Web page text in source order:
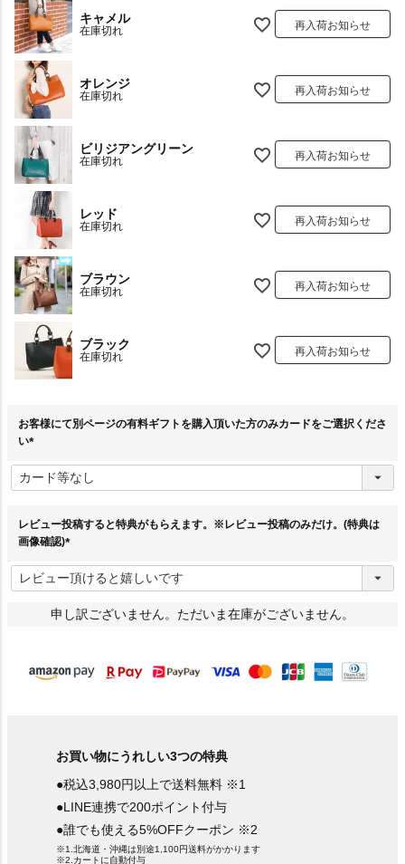
キャメル
在庫切れ 再入荷お知らせ
オレンジ
在庫切れ 再入荷お知らせ
ビリジアングリーン
在庫切れ 再入荷お知らせ
レッド
在庫切れ 再入荷お知らせ
ブラウン
在庫切れ 再入荷お知らせ
ブラック
在庫切れ 再入荷お知らせ
お客様にて別ページの有料ギフトを購入頂いた方のみカードをご選択くださ
い
必
須
レビュー投稿すると特典がもらえます。※レビュー投稿のみだけ。(特典は
画像確認)
必
須
)
申し訳ございません。ただいま在庫がございません。
お買い物にうれしい3つの特典
●税込3,980円以上で送料無料 ※1
●LINE連携で200ポイント付与
●誰でも使える5%OFFクーポン ※2
※1.北海道・沖縄は別途1,100円送料がかかります
※2.カートに自動付与